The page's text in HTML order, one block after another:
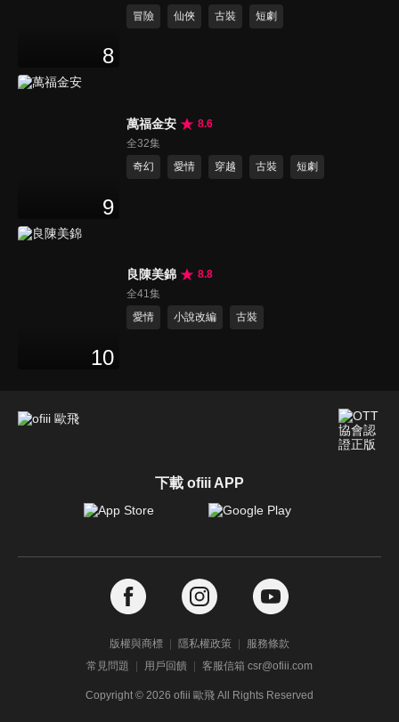
8
冒險
仙俠 古裝 短劇
9
萬福金安
8.6
全32集
奇幻
愛情 穿越 古裝 短劇
10
良陳美錦
8.8
全41集
愛情
小說改編 古裝
下載 ofiii APP
版權與商標 隱私權政策
服務條款
常見問題
用戶回饋 客服信箱 csr@ofiii.com
Copyright © 2026 ofiii 歐飛 All Rights Reserved